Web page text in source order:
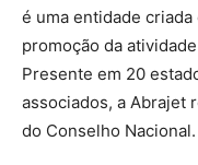
é uma entidade
promoção da
Presente em 20
associados, a Abrajet
do Conselho Nacional.